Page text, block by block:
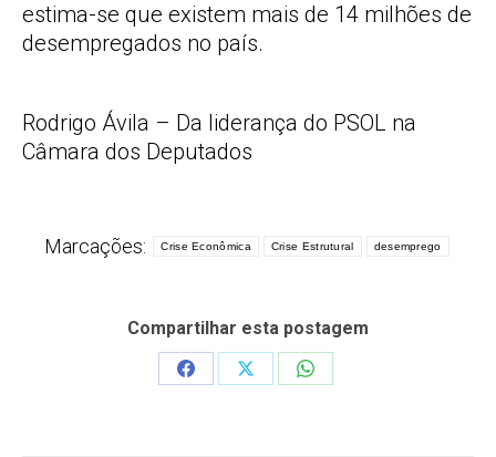
estima-se que existem mais de 14 milhões de
desempregados no país.
Rodrigo Ávila – Da liderança do PSOL na
Câmara dos Deputados
Marcações: Crise Econômica Crise Estrutural desemprego
Compartilhar esta postagem
Share
Share
Share